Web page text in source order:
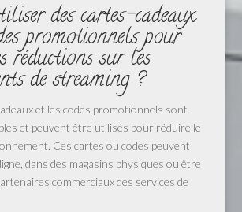
des cartes-cadeaux
promotionnels pour
réductions sur les
de streaming ?
et les codes promotionnels sont
et peuvent être utilisés pour réduire le
Ces cartes ou codes peuvent
dans des magasins physiques ou être
commerciaux des services de